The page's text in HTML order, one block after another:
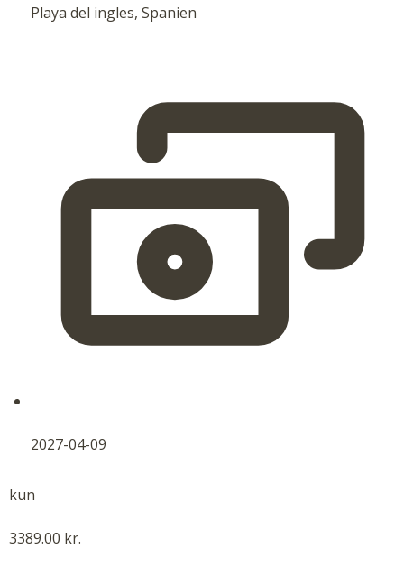
Playa del ingles, Spanien
2027-04-09
kun
3389.00 kr.